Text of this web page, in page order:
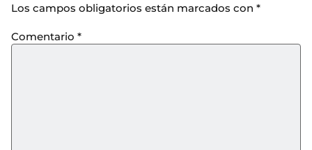
Los campos obligatorios están marcados con *
Comentario *